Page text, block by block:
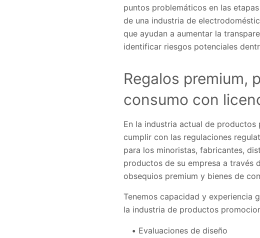
puntos problemáticos en las
de una industria de
que ayudan a aumentar la
identificar riesgos potenciales
Regalos premium,
consumo con
En la industria actual de
cumplir con las regulaciones
para los minoristas, fabricantes,
productos de su empresa a través
obsequios premium y bienes de
Tenemos capacidad y experiencia
la industria de productos
Evaluaciones de diseño